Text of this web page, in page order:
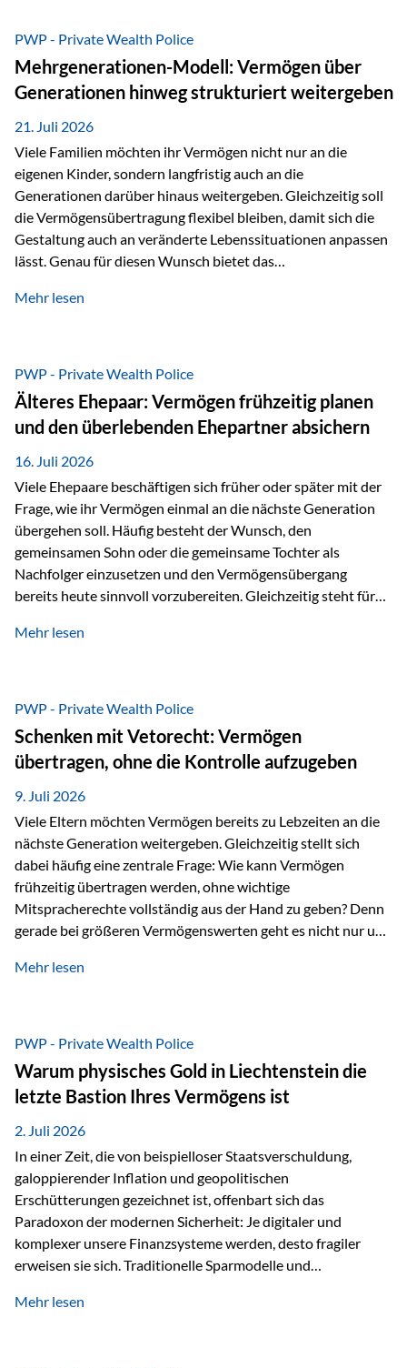
Abwicklung für Vertriebspartner deutlich effizienter
gestaltet. Anträge werden direkt elektronisch übermittelt,
Medienbrüche reduziert und die weitere Bearbeitung
beschleunigt. Ab sofort können auch juristische Personen,
wie Kapitalgesellschaften oder Stiftungen, als
Versicherungsnehmer eingesetzt werden. Damit erweitert
die Vienna-Life die Einsatzmöglichkeiten der Private Wealth
Police insbesondere für…
PWP - Private Wealth Police
Mehrgenerationen-Modell: Vermögen über
Generationen hinweg strukturiert weitergeben
21. Juli 2026
Viele Familien möchten ihr Vermögen nicht nur an die
eigenen Kinder, sondern langfristig auch an die
Generationen darüber hinaus weitergeben. Gleichzeitig soll
die Vermögensübertragung flexibel bleiben, damit sich die
Gestaltung auch an veränderte Lebenssituationen anpassen
lässt. Genau für diesen Wunsch bietet das
Vienna-Life eine interessante Lösung. Es ermöglicht,
Ausgangssituation Stellen Sie sich folgende Familie vor: Die
Großeltern haben über viele Jahre Vermögen aufgebaut. Ihr
Wunsch ist es, dieses Vermögen nicht nur den eigenen
Kindern, sondern langfristig auch den Enkeln zukommen zu…
Mehr lesen
PWP - Private Wealth Police
Älteres Ehepaar: Vermögen frühzeitig planen
und den überlebenden Ehepartner absichern
16. Juli 2026
Viele Ehepaare beschäftigen sich früher oder später mit der
Frage, wie ihr Vermögen einmal an die nächste Generation
übergehen soll. Häufig besteht der Wunsch, den
gemeinsamen Sohn oder die gemeinsame Tochter als
Nachfolger einzusetzen und den Vermögensübergang
bereits heute sinnvoll vorzubereiten. Gleichzeitig steht für
passiert, wenn einer der beiden verstirbt? Der überlebende
Vermögen verfügen können. Genau für diese
Ausgangssituation bietet die Private Wealth Police der
Vienna-Life eine durchdachte Gestaltungsmöglichkeit. Die
Ausgangssituation Stellen Sie sich folgendes Beispiel vor:
Ein…
Mehr lesen
PWP - Private Wealth Police
Schenken mit Vetorecht: Vermögen
übertragen, ohne die Kontrolle aufzugeben
9. Juli 2026
Viele Eltern möchten Vermögen bereits zu Lebzeiten an die
nächste Generation weitergeben. Gleichzeitig stellt sich
dabei häufig eine zentrale Frage: Wie kann Vermögen
frühzeitig übertragen werden, ohne wichtige
Mitspracherechte vollständig aus der Hand zu geben? Denn
gerade bei größeren Vermögenswerten geht es nicht nur um
sicherzustellen, dass das Vermögen langfristig erhalten
folgende Situation vor: Ein Vater schenkt seiner Tochter
einen Teil seines Vermögens. Einige Jahre später möchte die
Tochter das Geld kurzfristig verwenden, um…
Mehr lesen
PWP - Private Wealth Police
Warum physisches Gold in Liechtenstein die
letzte Bastion Ihres Vermögens ist
2. Juli 2026
In einer Zeit, die von beispielloser Staatsverschuldung,
galoppierender Inflation und geopolitischen
Erschütterungen gezeichnet ist, offenbart sich das
Paradoxon der modernen Sicherheit: Je digitaler und
komplexer unsere Finanzsysteme werden, desto fragiler
erweisen sie sich. Traditionelle Sparmodelle und
unumstößlich galten, versagen angesichts der expansiven
Mehr lesen